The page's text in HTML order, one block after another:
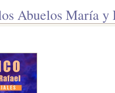
Abuelos María y